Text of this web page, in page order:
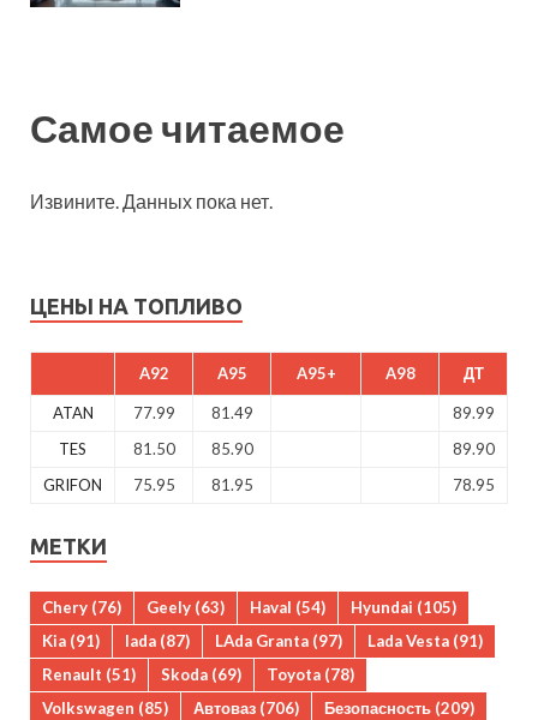
Самое читаемое
Извините. Данных пока нет.
ЦЕНЫ НА ТОПЛИВО
A92 A95 A95+ A98 ДТ
ATAN 77.99 81.49
89.99
TES
81.50 85.90
89.90
GRIFON
75.95 81.95 78.95
МЕТКИ
Chery (76) Geely (63) Haval (54) Hyundai (105)
Kia (91) lada (87) LAda Granta (97) Lada Vesta (91)
Renault (51) Skoda (69) Toyota (78)
Volkswagen (85) Автоваз (706) Безопасность (209)